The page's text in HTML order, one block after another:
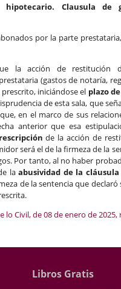
Clausula de
por la parte
la acción de restitución
(gastos de notaría,
iniciándose el plazo
de esta sala, que
en el marco de sus
anterior que esa
de la acción de
será el de la firmeza de la
Por tanto, al no haber
laabusividad de la cláusula
de la sentencia que
lo Civil, de 08 de enero de
Libros Gratis